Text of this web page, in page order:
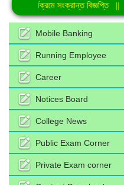
শ্রেণি কার্যক্রমে সংক্রান্ত বিজ্ঞপ্তি||
Mobile Banking
Running Employee
Career
Notices Board
College News
Public Exam Corner
Private Exam corner